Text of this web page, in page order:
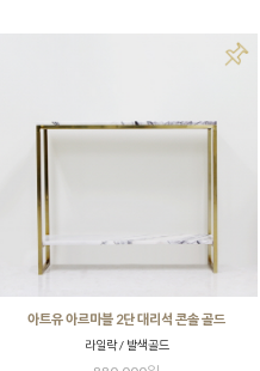
아트유 아르마블 2단 대리석 콘솔 골드
라일락 / 발색골드